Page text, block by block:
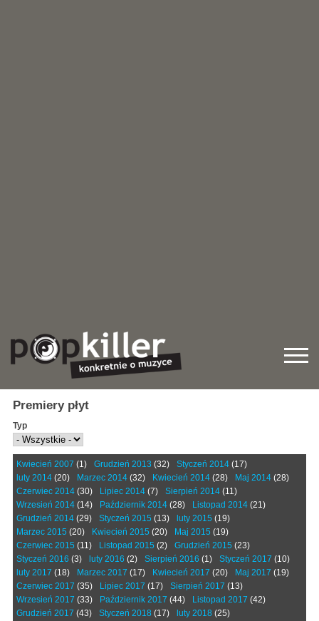
Premiery płyt
Typ
Kwiecień 2007 (1) Grudzień 2013 (32) Styczeń 2014 (17)
luty 2014 (20) Marzec 2014 (32) Kwiecień 2014 (28) Maj 2014 (28)
Czerwiec 2014 (30) Lipiec 2014 (7) Sierpień 2014 (11)
Wrzesień 2014 (14) Październik 2014 (28) Listopad 2014 (21)
Grudzień 2014 (29) Styczeń 2015 (13) luty 2015 (19)
Marzec 2015 (20) Kwiecień 2015 (20) Maj 2015 (19)
Czerwiec 2015 (11) Listopad 2015 (2) Grudzień 2015 (23)
Styczeń 2016 (3) luty 2016 (2) Sierpień 2016 (1) Styczeń 2017 (10)
luty 2017 (18) Marzec 2017 (17) Kwiecień 2017 (20) Maj 2017 (19)
Czerwiec 2017 (35) Lipiec 2017 (17) Sierpień 2017 (13)
Wrzesień 2017 (33) Październik 2017 (44) Listopad 2017 (42)
Grudzień 2017 (43) Styczeń 2018 (17) luty 2018 (25)